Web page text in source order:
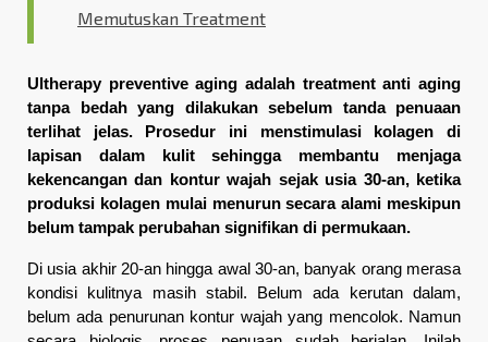
Memutuskan Treatment
Ultherapy preventive aging adalah treatment anti aging
tanpa bedah yang dilakukan sebelum tanda penuaan
terlihat jelas. Prosedur ini menstimulasi kolagen di
lapisan dalam kulit sehingga membantu menjaga
kekencangan dan kontur wajah sejak usia 30-an, ketika
produksi kolagen mulai menurun secara alami meskipun
belum tampak perubahan signifikan di permukaan.
Di usia akhir 20-an hingga awal 30-an, banyak orang merasa
kondisi kulitnya masih stabil. Belum ada kerutan dalam,
belum ada penurunan kontur wajah yang mencolok. Namun